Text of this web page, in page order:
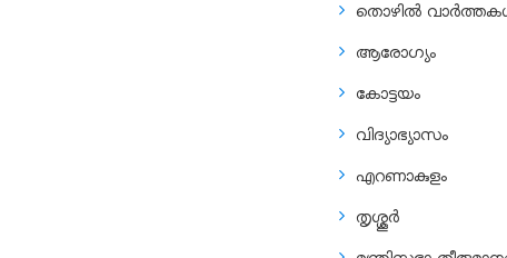
തൊഴിൽ
ആരോഗ്യം
കോട്ടയം
വിദ്യാഭ്യാസം
എറണാകുളം
തൃശ്ശൂർ